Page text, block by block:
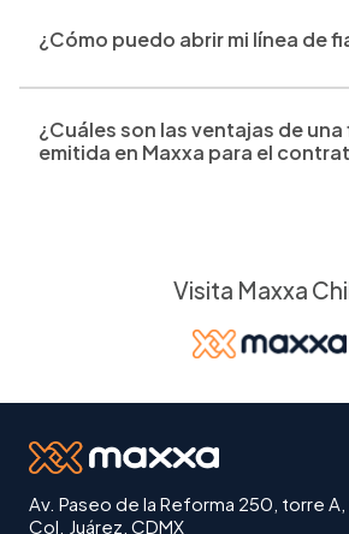
¿Cómo puedo abrir mi línea de
¿Cuáles son las ventajas de una
emitida en Maxxa para el
Visita Maxxa
Av. Paseo de la Reforma 250, torre
Col. Juárez, CDMX